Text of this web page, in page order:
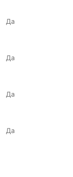
Да
Да
Да
Да